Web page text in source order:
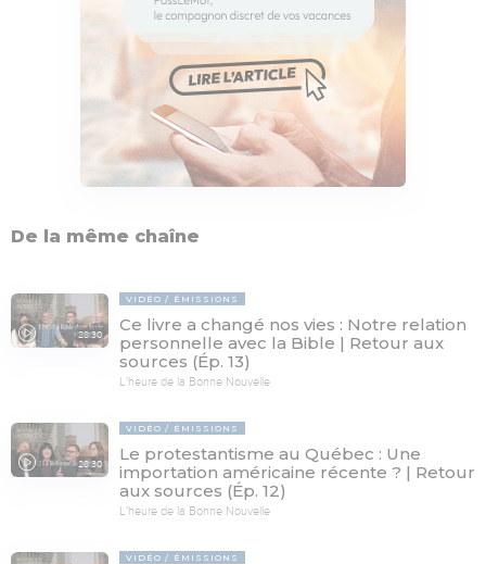
De la même chaîne
28:30
VIDÉO ÉMISSIONS
Ce livre a changé nos vies : Notre relation
personnelle avec la Bible | Retour aux
sources (Ép. 13)
L'heure de la Bonne Nouvelle
28:30
VIDÉO ÉMISSIONS
Le protestantisme au Québec : Une
importation américaine récente ? | Retour
aux sources (Ép. 12)
L'heure de la Bonne Nouvelle
VIDÉO ÉMISSIONS